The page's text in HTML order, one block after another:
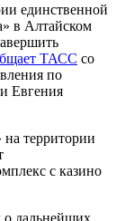
единственной
в Алтайском
ТАСС со
по
Евгения
на территории
с казино
о дальнейших